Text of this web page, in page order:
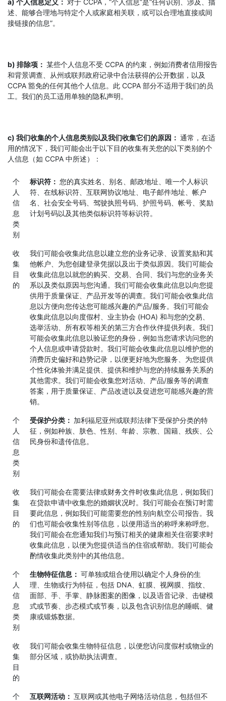
a) 个人信息定义： 对于 CCPA，“个人信息”是“任何识别、涉及、描
述、能够合理地与特定个人或家庭相关联，或可以合理地直接或间
接链接的信息”。
b) 排除项： 某些个人信息不受 CCPA 的约束，例如消费者信用报告
和背景调查、从州或联邦政府记录中合法获得的公开数据，以及
CCPA 豁免的任何其他个人信息。此 CCPA 部分不适用于我们的员
工。我们的员工适用单独的隐私声明。
c) 我们收集的个人信息类别以及我们收集它们的原因： 通常，在适
用的情况下，我们可能会出于以下目的收集有关您的以下类别的个
人信息（如 CCPA 中所述）：
个
人
信
息
类
别
标识符： 您的真实姓名、别名、邮政地址、唯一个人标识
符、在线标识符、互联网协议地址、电子邮件地址、帐户
名、社会安全号码、驾驶执照号码、护照号码、帐号、奖励
计划号码以及其他类似标识符等标识符。
收
集
目
的
我们可能会收集此信息以建立您的业务记录、设置奖励和其
他帐户、为您创建登录凭据以及出于类似原因。我们可能会
收集此信息以就您的购买、交易、合同、我们与您的业务关
系以及类似原因与您沟通。我们可能会收集此信息以向您提
供用于质量保证、产品开发等的调查。我们可能会收集此信
息以方便向您传达您可能感兴趣的产品/服务。我们可能会
收集此信息以向度假村、业主协会 (HOA) 和与您的交易、
选举活动、所有权等相关的第三方合作伙伴提供列表。我们
可能会收集此信息以验证您的身份，例如当您请求访问您的
个人信息或申请贷款时。我们可能会收集此信息以维护您的
消费历史偏好和趋势记录，以便更好地为您服务、为您提供
个性化体验并满足提供、提供和维护与您的持续服务关系的
其他需求。我们可能会收集您对活动、产品/服务等的调查
答案，用于质量保证、产品改进以及促进您可能感兴趣的营
销。
个
人
信
息
类
别
受保护分类： 加利福尼亚州或联邦法律下受保护分类的特
征，例如种族、肤色、性别、年龄、宗教、国籍、残疾、公
民身份和遗传信息。
收
集
目
的
我们可能会在需要法律或财务文件时收集此信息，例如我们
在贷款申请中收集您的婚姻状况时。我们可能会在预订时需
要此信息，例如我们可能需要您的性别向航空公司报告。我
们也可能会收集性别等信息，以便用适当的称呼来称呼您。
我们可能会在您通知我们与预订相关的健康相关住宿要求时
收集此信息，以便为您提供适当的住宿或帮助。我们可能会
酌情收集此类别中的其他信息。
个
人
信
息
类
别
生物特征信息： 可单独或组合使用以确定个人身份的生
理、生物或行为特征，包括 DNA、虹膜、视网膜、指纹、
面部、手、手掌、静脉图案的图像，以及语音记录、击键模
式或节奏、步态模式或节奏，以及包含识别信息的睡眠、健
康或锻炼数据。
收
集
目
的
我们可能会收集生物特征信息，以便您访问度假村或物业的
部分区域，或协助执法调查。
个
互联网活动： 互联网或其他电子网络活动信息，包括但不